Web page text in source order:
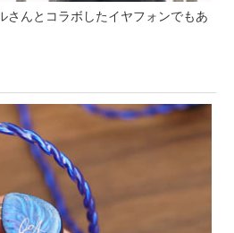
さんとコラボしたイヤフォンでもあ